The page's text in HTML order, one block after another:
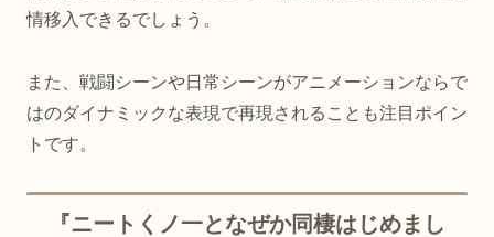
情移入できるでしょう。
また、戦闘シーンや日常シーンがアニメーションならで
はのダイナミックな表現で再現されることも注目ポイン
トです。
『ニートくノ一となぜか同棲はじめまし